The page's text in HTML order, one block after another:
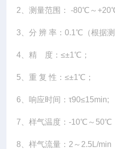
2、测量范围： -80℃～
3、分 辨 率：0.1℃（根据
4、精 度：≤±1℃；
5、重 复 性：≤±1℃；
6、响应时间：τ90≤15min;
7、样气温度：-10℃～50℃
8、样气流量：2～2.5L/min